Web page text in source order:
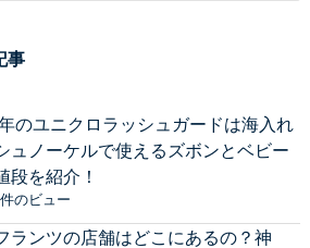
事
のユニクロラッシュガードは海入れ
ュノーケルで使えるズボンとベビー
段を紹介！
のビュー
ランツの店舗はどこにあるの？神